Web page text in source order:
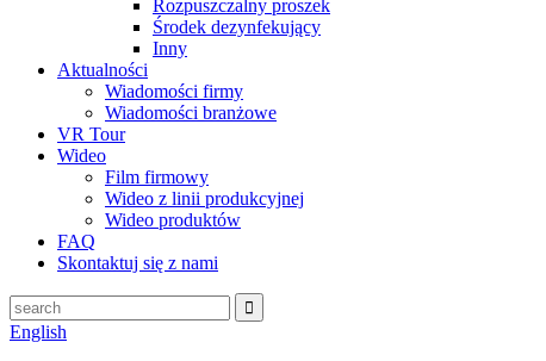
Rozpuszczalny proszek
Środek dezynfekujący
Inny
Aktualności
Wiadomości firmy
Wiadomości branżowe
VR Tour
Wideo
Film firmowy
Wideo z linii produkcyjnej
Wideo produktów
FAQ
Skontaktuj się z nami
English